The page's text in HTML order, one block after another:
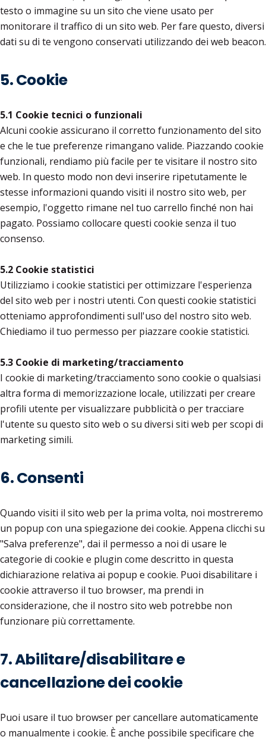
testo o immagine su un sito che viene usato per
monitorare il traffico di un sito web. Per fare questo, diversi
dati su di te vengono conservati utilizzando dei web beacon.
5. Cookie
5.1 Cookie tecnici o funzionali
Alcuni cookie assicurano il corretto funzionamento del sito
e che le tue preferenze rimangano valide. Piazzando cookie
funzionali, rendiamo più facile per te visitare il nostro sito
web. In questo modo non devi inserire ripetutamente le
stesse informazioni quando visiti il nostro sito web, per
esempio, l'oggetto rimane nel tuo carrello finché non hai
pagato. Possiamo collocare questi cookie senza il tuo
consenso.
5.2 Cookie statistici
Utilizziamo i cookie statistici per ottimizzare l'esperienza
del sito web per i nostri utenti. Con questi cookie statistici
otteniamo approfondimenti sull'uso del nostro sito web.
Chiediamo il tuo permesso per piazzare cookie statistici.
5.3 Cookie di marketing/tracciamento
I cookie di marketing/tracciamento sono cookie o qualsiasi
altra forma di memorizzazione locale, utilizzati per creare
profili utente per visualizzare pubblicità o per tracciare
l'utente su questo sito web o su diversi siti web per scopi di
marketing simili.
6. Consenti
Quando visiti il sito web per la prima volta, noi mostreremo
un popup con una spiegazione dei cookie. Appena clicchi su
"Salva preferenze", dai il permesso a noi di usare le
categorie di cookie e plugin come descritto in questa
dichiarazione relativa ai popup e cookie. Puoi disabilitare i
cookie attraverso il tuo browser, ma prendi in
considerazione, che il nostro sito web potrebbe non
funzionare più correttamente.
7. Abilitare/disabilitare e
cancellazione dei cookie
Puoi usare il tuo browser per cancellare automaticamente
o manualmente i cookie. È anche possibile specificare che